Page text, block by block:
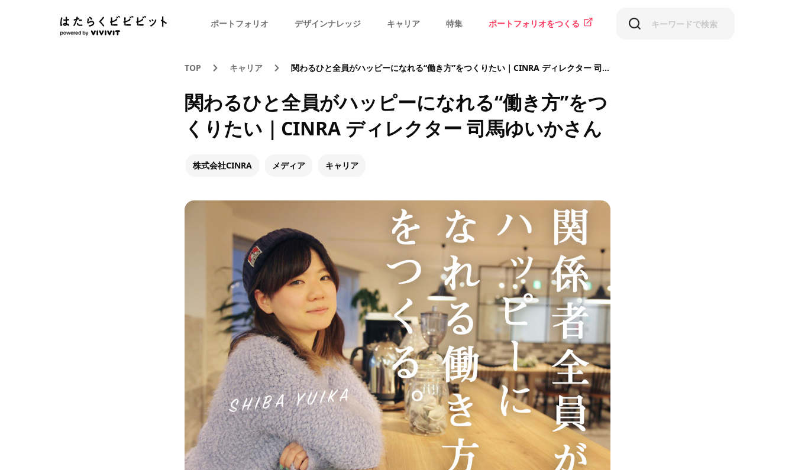
ポートフォリオ デザインナレッジ キャリア 特集 ポートフォリオをつくる
TOP キャリア 関わるひと全員がハッピーになれる“働き方”をつくりたい｜CINRA ディレクター 司馬ゆいかさん
関わるひと全員がハッピーになれる“働き方”をつ
くりたい｜CINRA ディレクター 司馬ゆいかさん
株式会社CINRA メディア キャリア